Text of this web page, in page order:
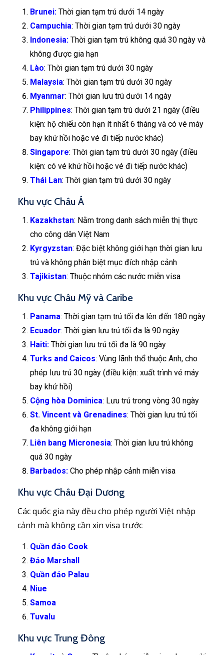
Brunei: Thời gian tạm trú dưới 14 ngày
Campuchia: Thời gian tạm trú dưới 30 ngày
Indonesia: Thời gian tạm trú không quá 30 ngày và
không được gia hạn
Lào: Thời gian tạm trú dưới 30 ngày
Malaysia: Thời gian tạm trú dưới 30 ngày
Myanmar: Thời gian lưu trú dưới 14 ngày
Philippines: Thời gian tạm trú dưới 21 ngày (điều
kiện: hộ chiếu còn hạn ít nhất 6 tháng và có vé máy
bay khứ hồi hoặc vé đi tiếp nước khác)
Singapore: Thời gian tạm trú dưới 30 ngày (điều
kiện: có vé khứ hồi hoặc vé đi tiếp nước khác)
Thái Lan: Thời gian tạm trú dưới 30 ngày
Khu vực Châu Á
Kazakhstan: Nằm trong danh sách miễn thị thực
cho công dân Việt Nam
Kyrgyzstan: Đặc biệt không giới hạn thời gian lưu
trú và không phân biệt mục đích nhập cảnh
Tajikistan: Thuộc nhóm các nước miễn visa
Khu vực Châu Mỹ và Caribe
Panama: Thời gian tạm trú tối đa lên đến 180 ngày
Ecuador: Thời gian lưu trú tối đa là 90 ngày
Haiti: Thời gian lưu trú tối đa là 90 ngày
Turks and Caicos: Vùng lãnh thổ thuộc Anh, cho
phép lưu trú 30 ngày (điều kiện: xuất trình vé máy
bay khứ hồi)
Cộng hòa Dominica: Lưu trú trong vòng 30 ngày
St. Vincent và Grenadines: Thời gian lưu trú tối
đa không giới hạn
Liên bang Micronesia: Thời gian lưu trú không
quá 30 ngày
Barbados: Cho phép nhập cảnh miễn visa
Khu vực Châu Đại Dương
Các quốc gia này đều cho phép người Việt nhập
cảnh mà không cần xin visa trước
Quần đảo Cook
Đảo Marshall
Quần đảo Palau
Niue
Samoa
Tuvalu
Khu vực Trung Đông